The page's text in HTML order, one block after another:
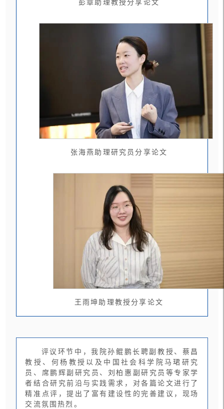
彭章助理教授分享论文
张海燕助理研究员分享论文
王雨坤助理教授分享论文
评议环节中，我院孙鲲鹏长聘副教授、蔡昌
教授、何杨教授以及中国社会科学院马珺研究
员、席鹏辉副研究员、刘柏惠副研究员等专家学
者结合研究前沿与实践需求，对各篇论文进行了
精准点评，提出了富有建设性的完善建议，现场
交流氛围热烈。